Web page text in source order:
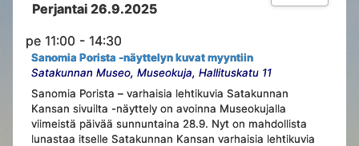
Perjantai 26.9.2025
pe 11:00 - 14:30
Sanomia Porista -näyttelyn kuvat myyntiin
Satakunnan Museo, Museokuja, Hallituskatu 11
Sanomia Porista – varhaisia lehtikuvia Satakunnan
Kansan sivuilta -näyttely on avoinna Museokujalla
viimeistä päivää sunnuntaina 28.9. Nyt on mahdollista
lunastaa itselle Satakunnan Kansan varhaisia lehtikuvia